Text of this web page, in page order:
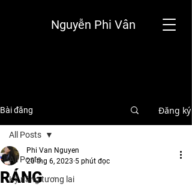
Nguyễn Phi Vân
Bài đăng Đăng ký
All Posts
Kỹ năng tương lai
All Posts
RÁNG
Phi Van Nguyen
20 thg 6, 2023 5 phút đọc